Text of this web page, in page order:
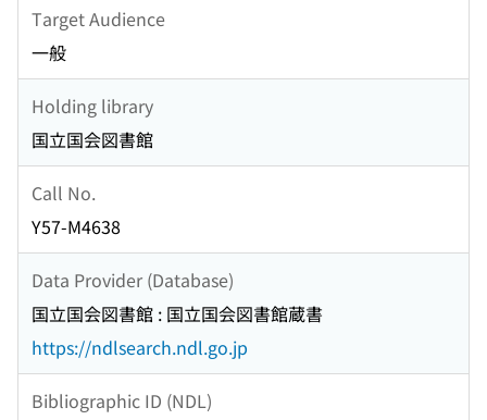
Target Audience
一般
Holding library
国立国会図書館
Call No.
Y57-M4638
Data Provider (Database)
国立国会図書館 : 国立国会図書館蔵書
https://ndlsearch.ndl.go.jp
Bibliographic ID (NDL)